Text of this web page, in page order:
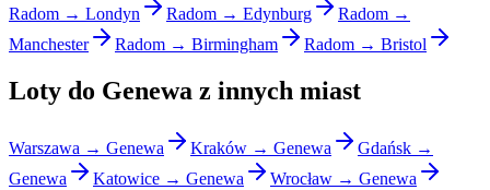
Radom → Londyn
Radom → Edynburg
Radom →
Manchester
Radom → Birmingham Radom → Bristol
Loty do Genewa z innych miast
Warszawa → Genewa Kraków → Genewa
Gdańsk →
Genewa
Katowice → Genewa
Wrocław → Genewa